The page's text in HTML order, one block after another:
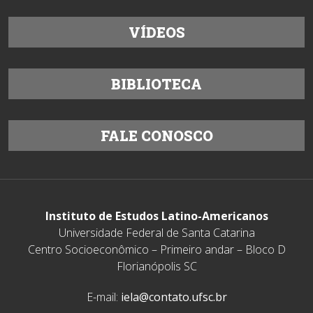
VÍDEOS
BIBLIOTECA
FALE CONOSCO
Instituto de Estudos Latino-Americanos
Universidade Federal de Santa Catarina
Centro Socioeconômico – Primeiro andar – Bloco D
Florianópolis SC
E-mail: iela@contato.ufsc.br